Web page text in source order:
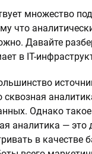
множество
что
Давайте
в IT-
сквозная
Однако
аналитика — это
в качестве